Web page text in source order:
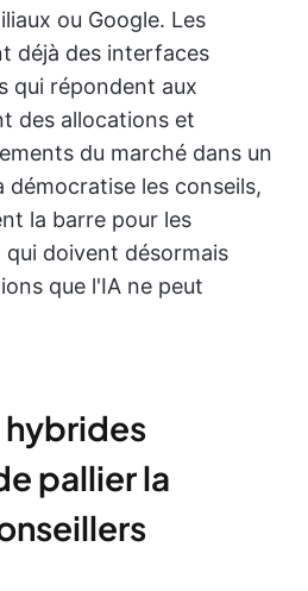
ou Google. Les
déjà des interfaces
qui répondent aux
des allocations et
du marché dans un
démocratise les conseils,
la barre pour les
qui doivent désormais
que l'IA ne peut
hybrides
pallier la